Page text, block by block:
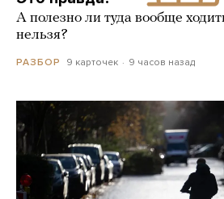
А полезно ли туда вообще
нельзя?
РАЗБОР 9 карточек 9 часов назад